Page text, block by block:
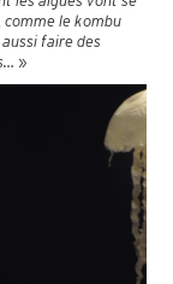
comme le kombu
faire des
»